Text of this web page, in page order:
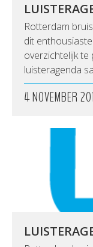
Rotterdam
dit
overzichtelijk
luisteragenda
4 NOVEMBER